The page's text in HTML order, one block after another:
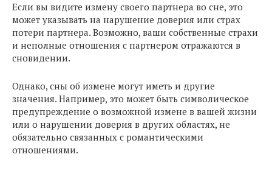
Если вы видите измену своего партнера во сне, это
может указывать на нарушение доверия или страх
потери партнера. Возможно, ваши собственные страхи
и неполные отношения с партнером отражаются в
сновидении.
Однако, сны об измене могут иметь и другие
значения. Например, это может быть символическое
предупреждение о возможной измене в вашей жизни
или о нарушении доверия в других областях, не
обязательно связанных с романтическими
отношениями.